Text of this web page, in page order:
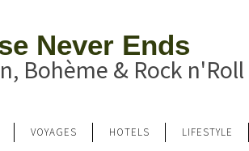
Never Ends
Bohème & Rock n'Roll
VOYAGES HOTELS LIFESTYLE